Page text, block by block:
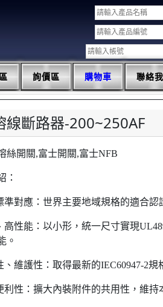
詢價區 購物車 聯絡
線斷路器-200~250AF
絲開關,富士開關,富士NFB
：
準對應：世界主要地域規格的適合認
高性能：以小形，統一尺寸實現
。
、維護性：取得最新的IEC60947-2規
利性：擴大內裝附件的共用性，維持